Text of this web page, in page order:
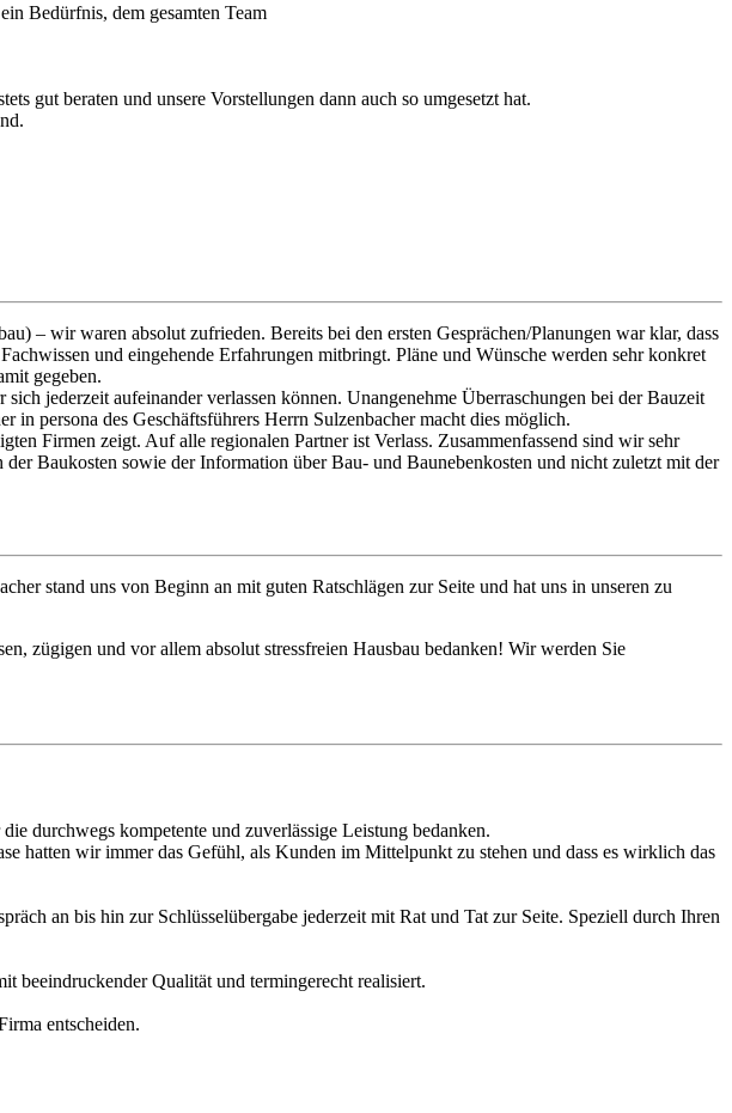
Bedürfnis, dem gesamten Team
gut beraten und unsere Vorstellungen dann auch so umgesetzt hat.
– wir waren absolut zufrieden. Bereits bei den ersten Gesprächen/Planungen war klar, dass
und eingehende Erfahrungen mitbringt. Pläne und Wünsche werden sehr konkret
gegeben.
jederzeit aufeinander verlassen können. Unangenehme Überraschungen bei der Bauzeit
persona des Geschäftsführers Herrn Sulzenbacher macht dies möglich.
Firmen zeigt. Auf alle regionalen Partner ist Verlass. Zusammenfassend sind wir sehr
Baukosten sowie der Information über Bau- und Baunebenkosten und nicht zuletzt mit der
stand uns von Beginn an mit guten Ratschlägen zur Seite und hat uns in unseren zu
zügigen und vor allem absolut stressfreien Hausbau bedanken! Wir werden Sie
durchwegs kompetente und zuverlässige Leistung bedanken.
hatten wir immer das Gefühl, als Kunden im Mittelpunkt zu stehen und dass es wirklich das
an bis hin zur Schlüsselübergabe jederzeit mit Rat und Tat zur Seite. Speziell durch Ihren
beeindruckender Qualität und termingerecht realisiert.
entscheiden.